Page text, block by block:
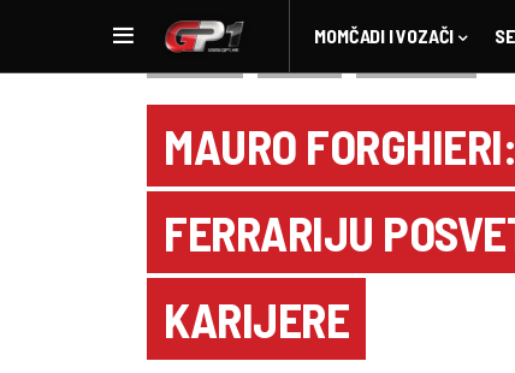
MOMČADI I VOZAČI
MAURO
FERRARIJU
KARIJERE